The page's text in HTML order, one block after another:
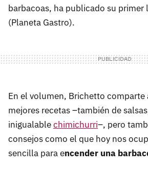
barbacoas, ha publicado su primer
(Planeta Gastro).
En el volumen, Brichetto comparte
mejores recetas –también de
inigualablechimichurri–, pero
consejos como el que hoy nos
sencilla para encender una